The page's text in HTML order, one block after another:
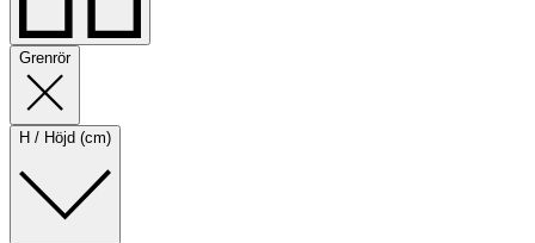
Grenrör
H / Höjd (cm)